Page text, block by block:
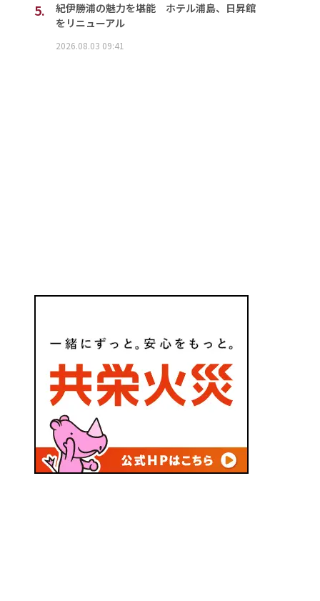
5.
紀伊勝浦の魅力を堪能 ホテル浦島、日昇館
をリニューアル
2026.08.03 09:41